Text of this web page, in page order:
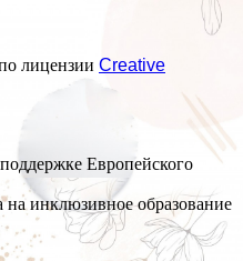
лицензии Creative
Европейского
инклюзивное образование